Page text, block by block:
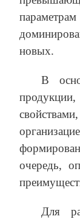
новых.
В
очередь,
Для